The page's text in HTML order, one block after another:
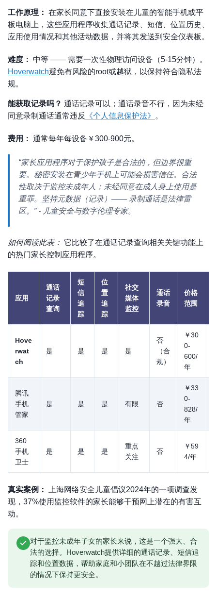
工作原理： 在家长同意下直接安装在儿童的智能手机或平
板电脑上，这些应用程序收集通话记录、短信、位置历史、
应用使用情况和其他活动数据，并将其发送到安全仪表板。
难度： 中等 —— 需要一次性物理访问设备（5-15分钟）。
Hoverwatch避免有风险的root或越狱，以保持符合隐私法
规。
能获取记录吗？ 通话记录可以；通话录音不行，因为未经
同意录制通话通常违反
《个人信息保护法》 。
费用： 通常每年每设备￥300-900元。
“家长应用程序对于保护孩子是合法的，但边界很重
要。秘密安装在青少年手机上可能会损害信任。合法
性取决于监控未成年人；未经同意在成人身上使用是
重罪。坚持元数据（记录）—— 录制通话是法律雷
区。”- 儿童安全与数字伦理专家。
如何阅读此表： 它比较了在通话记录查询相关关键功能上
的热门家长控制应用程序。
应用
通话
记录
查询
短
信
追
踪
位
置
追
踪
社交
媒体
监控
通话
录音
价格
范围
Hove
rwat
ch
是 是 是 是
否
（合
规）
￥30
0-
600/
年
腾讯
手机
管家
是 是 是 有限 否
￥33
0-
828/
年
360
手机
卫士
是 是 是
重点
关注
否
￥59
4/年
真实案例：
上海网络安全儿童倡议2024年的一项调查发
现，37%使用监控软件的家长能够干预网上潜在的有害互
动。
对于监控未成年子女的家长来说，这是一个强大、合
法的选择。Hoverwatch提供详细的通话记录、短信追
踪和位置数据，帮助家庭和小团队在不越过法律界限
的情况下保持更安全。